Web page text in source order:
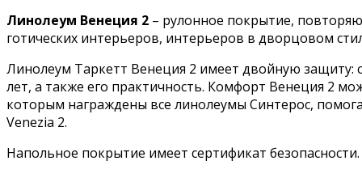
Линолеум Венеция 2 – рулонное покрытие,
готических интерьеров, интерьеров в дворцовом
Линолеум Таркетт Венеция 2 имеет двойную защиту:
лет, а также его практичность. Комфорт Венеция 2
которым награждены все линолеумы Синтерос,
Venezia 2.
Напольное покрытие имеет сертификат